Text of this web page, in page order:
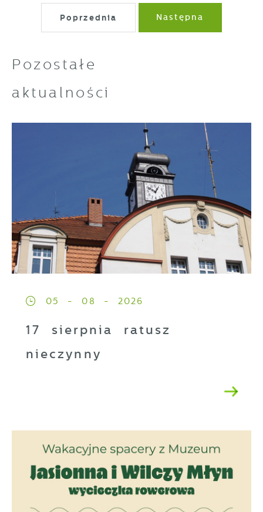
Poprzednia Następna
Pozostałe
aktualności
05 - 08 - 2026
17 sierpnia ratusz
nieczynny